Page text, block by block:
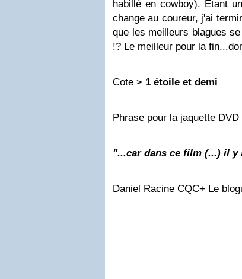
habillé en cowboy). Étant
change au coureur, j'ai
que les meilleurs blagues
!? Le meilleur pour la
Cote > 1 étoile et demi
Phrase pour la jaquette DVD
"...car dans ce film (...) il
Daniel Racine CQC+ Le